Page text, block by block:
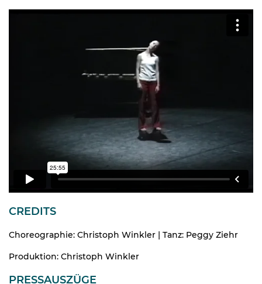
CREDITS
Choreographie: Christoph Winkler | Tanz: Peggy Ziehr
Produktion: Christoph Winkler
PRESSAUSZÜGE